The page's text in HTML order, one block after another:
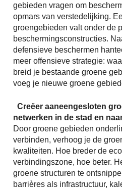
gebieden vragen om
opmars van verstedelijking.
groengebieden valt onder de
beschermingsconstructies.
defensieve beschermen
meer offensieve strategie:
breid je bestaande groene
voeg je nieuwe groene
Creëer aaneengesloten
netwerken in de stad en
Door groene gebieden
verbinden, verhoog je de
kwaliteiten. Hoe breder de
verbindingszone, hoe beter.
groene structuren te
barrières als infrastructuur,